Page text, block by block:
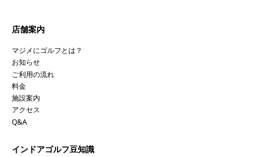
店舗案内
マジメにゴルフとは？
お知らせ
ご利用の流れ
料金
施設案内
アクセス
Q&A
インドアゴルフ豆知識